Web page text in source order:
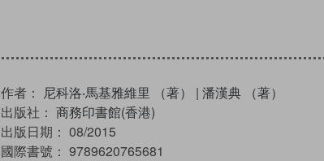
作者： 尼科洛‧馬基雅維里 （著） | 潘漢典 （著）
出版社： 商務印書館(香港)
出版日期： 08/2015
國際書號： 9789620765681